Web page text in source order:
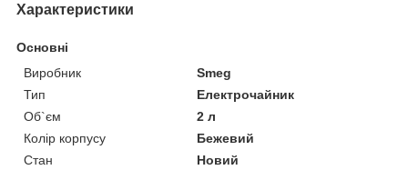
Характеристики
Основні
Виробник
Smeg
Тип
Електрочайник
Об`єм
2 л
Колір корпусу
Бежевий
Стан
Новий